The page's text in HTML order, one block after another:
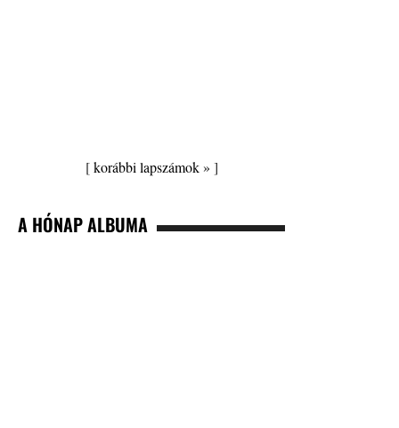
[korábbi lapszámok » ]
A HÓNAP ALBUMA